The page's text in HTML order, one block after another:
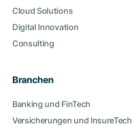
Cloud Solutions
Digital Innovation
Consulting
Branchen
Banking und FinTech
Versicherungen und InsureTech